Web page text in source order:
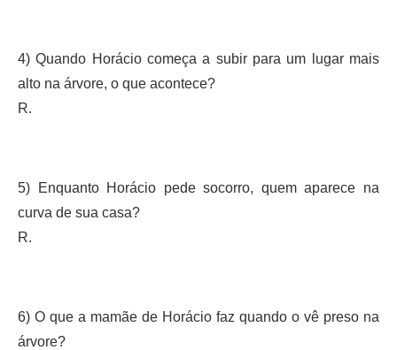
4) Quando Horácio começa a subir para um lugar mais
alto na árvore, o que acontece?
R.
5) Enquanto Horácio pede socorro, quem aparece na
curva de sua casa?
R.
6) O que a mamãe de Horácio faz quando o vê preso na
árvore?